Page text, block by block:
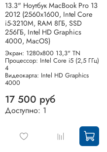
13.3" Ноутбук MacBook Pro 13
2012 (2560x1600, Intel Core
i5-3210M, RAM 8ГБ, SSD
256ГБ, Intel HD Graphics
4000, MacOS)
Экран: 1280x800 13,3" TN
Процессор: Intel Core i5 (2,5 ГГц)
4
Видеокарта: Intel HD Graphics
4000
17 500 руб
Доступно: 1